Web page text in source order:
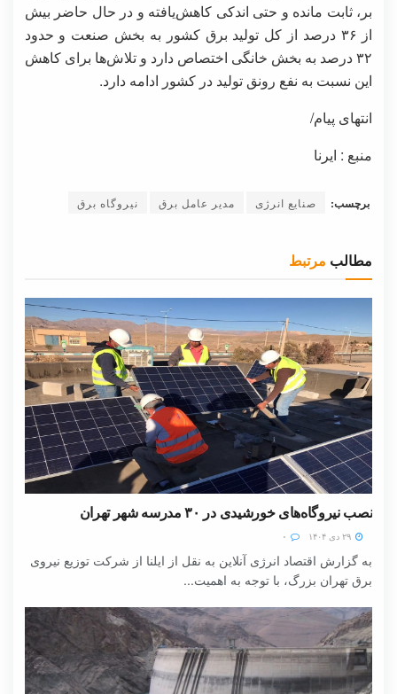
بر، ثابت مانده و حتی اندکی کاهش‌یافته و در حال حاضر بیش
از ۳۶ درصد از کل تولید برق کشور به بخش صنعت و حدود
۳۲ درصد به بخش خانگی اختصاص دارد و تلاش‌ها برای کاهش
این نسبت به نفع رونق تولید در کشور ادامه دارد.
انتهای پیام/
منبع : ایرنا
برچسب: صنایع انرژی مدیر عامل برق نیروگاه برق
مطالب مرتبط
نصب نیروگاه‌های خورشیدی در ۳۰ مدرسه شهر تهران
به گزارش اقتصاد انرژی آنلاین به نقل از ایلنا از شرکت توزیع نیروی
برق تهران بزرگ، با توجه به اهمیت...